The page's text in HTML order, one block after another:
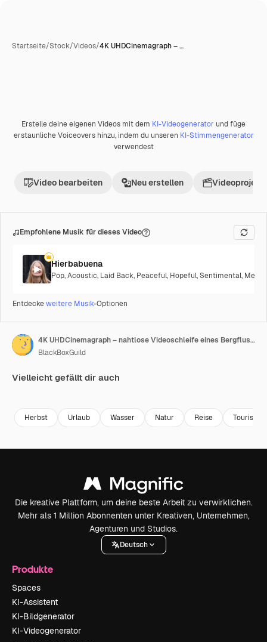
Startseite/Stock/Videos/4K UHDCinemagraph – …
Premium
Erstelle deine eigenen Videos mit dem KI-Videogenerator und füge
erstaunliche Voiceovers hinzu, indem du unseren KI-Stimmengenerator
verwendest
Video bearbeiten Neu erstellen Videoprojekt
Empfohlene Musik für dieses Video
Hierbabuena
Pop,Acoustic, Laid Back, Peaceful, Hopeful,Sentimental,
Entdeckeweitere Musik-Optionen
4K UHDCinemagraph – nahtlose Videoschleife eines Bergflusses in den bayerisch-deutschen Alpen, nahe Mozarts Geburtsort und Sylvenstein im Herbst
BlackBoxGuild
Vielleicht gefällt dir auch
Herbst Urlaub Wasser Natur Reise Tourismus
Die kreative Plattform, um deine beste Arbeit zu verwirklichen.
Mehr als 1 Million Abonnenten unter Kreativen, Unternehmen,
Agenturen und Studios.
Deutsch
Produkte
Spaces
KI-Assistent
KI-Bildgenerator
KI-Videogenerator